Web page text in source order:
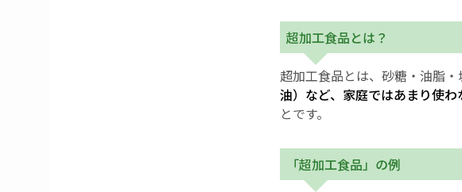
超加工食品とは？
超加工食品とは、砂糖・油脂・
油）など、家庭ではあまり使わ
とです。
「超加工食品」の例